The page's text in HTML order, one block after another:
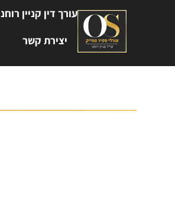
עורך דין קניין
יצירת קשר